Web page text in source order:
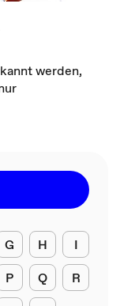
werden,
G H
I
P Q
R